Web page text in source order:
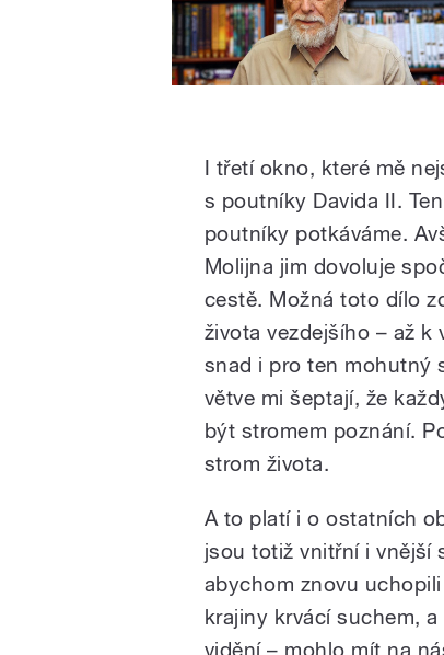
I třetí okno, které mě
s poutníky Davida II.
poutníky potkáváme.
Molijna jim dovoluje
cestě. Možná toto dílo
života vezdejšího – až k
snad i pro ten mohutný
větve mi šeptají, že
být stromem poznání.
strom života.
A to platí i o ostatních
jsou totiž vnitřní i vnější
abychom znovu
krajiny krvácí suchem,
vidění – mohlo mít na